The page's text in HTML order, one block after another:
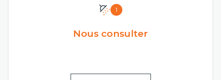
1
Nous consulter